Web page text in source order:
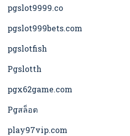
pgslot9999.co
pgslot999bets.com
pgslotfish
Pgslotth
pgx62game.com
Pgสล็อต
play97vip.com